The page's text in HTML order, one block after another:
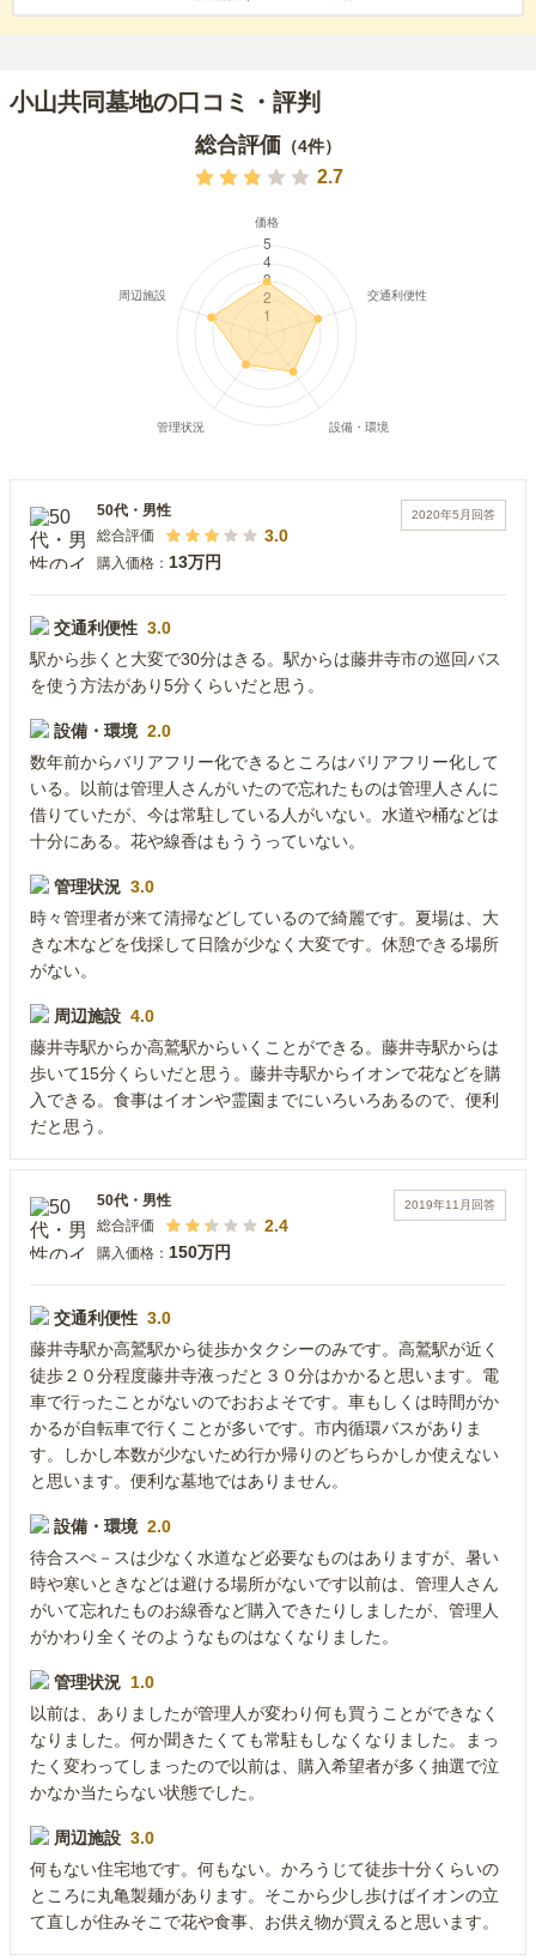
小山共同墓地の口コミ・評判
総合評価 （4件）
2.7
2020年5月 回答
50代 ・ 男性
総合評価
3.0
購入価格： 13万円
交通利便性 3.0
駅から歩くと大変で30分はきる。駅からは藤井寺市の巡回バス
を使う方法があり5分くらいだと思う。
設備・環境 2.0
数年前からバリアフリー化できるところはバリアフリー化して
いる。以前は管理人さんがいたので忘れたものは管理人さんに
借りていたが、今は常駐している人がいない。水道や桶などは
十分にある。花や線香はもううっていない。
管理状況 3.0
時々管理者が来て清掃などしているので綺麗です。夏場は、大
きな木などを伐採して日陰が少なく大変です。休憩できる場所
がない。
周辺施設 4.0
藤井寺駅からか高鷲駅からいくことができる。藤井寺駅からは
歩いて15分くらいだと思う。藤井寺駅からイオンで花などを購
入できる。食事はイオンや霊園までにいろいろあるので、便利
だと思う。
2019年11月 回答
50代 ・ 男性
総合評価
2.4
購入価格： 150万円
交通利便性 3.0
藤井寺駅か高鷲駅から徒歩かタクシーのみです。高鷲駅が近く
徒歩２０分程度藤井寺液っだと３０分はかかると思います。電
車で行ったことがないのでおおよそです。車もしくは時間がか
かるが自転車で行くことが多いです。市内循環バスがありま
す。しかし本数が少ないため行か帰りのどちらかしか使えない
と思います。便利な墓地ではありません。
設備・環境 2.0
待合スぺ－スは少なく水道など必要なものはありますが、暑い
時や寒いときなどは避ける場所がないです以前は、管理人さん
がいて忘れたものお線香など購入できたりしましたが、管理人
がかわり全くそのようなものはなくなりました。
管理状況 1.0
以前は、ありましたが管理人が変わり何も買うことができなく
なりました。何か聞きたくても常駐もしなくなりました。まっ
たく変わってしまったので以前は、購入希望者が多く抽選で泣
かなか当たらない状態でした。
周辺施設 3.0
何もない住宅地です。何もない。かろうじて徒歩十分くらいの
ところに丸亀製麺があります。そこから少し歩けばイオンの立
て直しが住みそこで花や食事、お供え物が買えると思います。